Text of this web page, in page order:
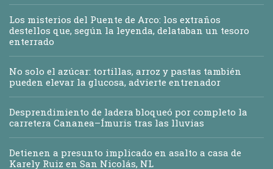
Los misterios del Puente de Arco: los extraños
destellos que, según la leyenda, delataban un tesoro
enterrado
No solo el azúcar: tortillas, arroz y pastas también
pueden elevar la glucosa, advierte entrenador
Desprendimiento de ladera bloqueó por completo la
carretera Cananea–Ímuris tras las lluvias
Detienen a presunto implicado en asalto a casa de
Karely Ruiz en San Nicolás, NL